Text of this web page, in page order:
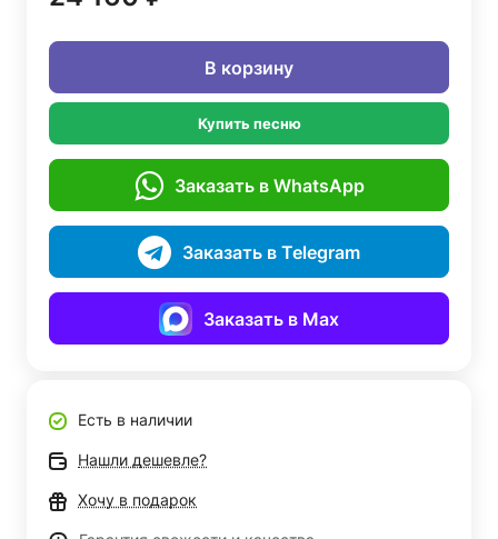
В корзину
Купить песню
Заказать в WhatsApp
Заказать в Telegram
Заказать в Max
Есть в наличии
Нашли дешевле?
Хочу в подарок